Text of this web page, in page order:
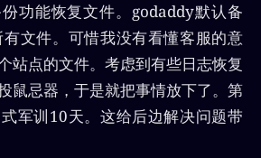
功能恢复文件。godaddy默认备
文件。可惜我没有看懂客服的意
站点的文件。考虑到有些日志恢复
鼠忌器，于是就把事情放下了。第
军训10天。这给后边解决问题带